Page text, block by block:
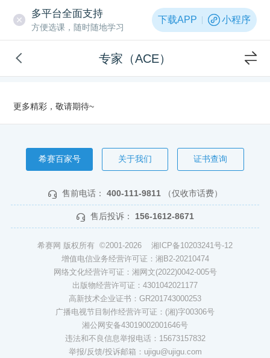
多平台全面支持
方便选课，随时随地学习
下载APP 小程序
专家（ACE）
更多精彩，敬请期待~
希赛百家号 关于我们 证书查询
售前电话： 400-111-9811 （仅收市话费）
售后投诉： 156-1612-8671
希赛网 版权所有 ©2001-2026 湘ICP备10203241号-12
增值电信业务经营许可证：湘B2-20210474
网络文化经营许可证：湘网文(2022)0042-005号
出版物经营许可证：4301042021177
高新技术企业证书：GR201743000253
广播电视节目制作经营许可证：(湘)字00306号
湘公网安备43019002001646号
违法和不良信息举报电话：15673157832
举报/反馈/投诉邮箱：ujigu@ujigu.com